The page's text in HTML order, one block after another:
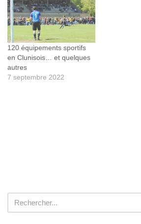
120 équipements sportifs
en Clunisois… et quelques
autres
7 septembre 2022